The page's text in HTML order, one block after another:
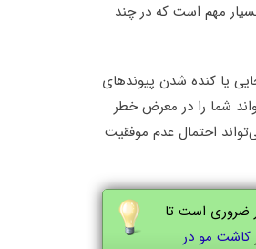
مهم است که در چند
یا کنده شدن پیوندهای
شما را در معرض خطر
احتمال عدم موفقیت
ضروری است تا
کاشت مو در